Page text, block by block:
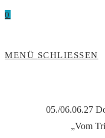
0
MENÜ SCHLIESSEN
05./06.06.27
„Vom